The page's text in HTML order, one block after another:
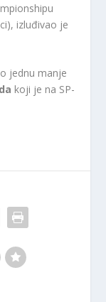
izluđivao je
jednu manje
koji je na SP-